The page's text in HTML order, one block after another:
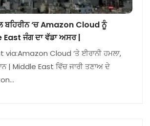
ਬਹਿਰੀਨ ‘ਚ Amazon Cloud ਨੂੰ
East ਜੰਗ ਦਾ ਵੱਡਾ ਅਸਰ |
Cloud ‘ਤੇ ਈਰਾਨੀ ਹਮਲਾ,
| Middle East ਵਿੱਚ ਜਾਰੀ ਤਣਾਅ ਦੇ